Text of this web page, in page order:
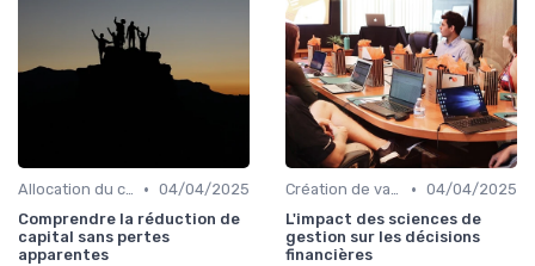
Allocation du capital & arbitrages • 04/04/2025
Comprendre la réduction de
capital sans pertes
apparentes
Création de valeur & rentabilité • 04/04/2025
L'impact des sciences de
gestion sur les décisions
financières